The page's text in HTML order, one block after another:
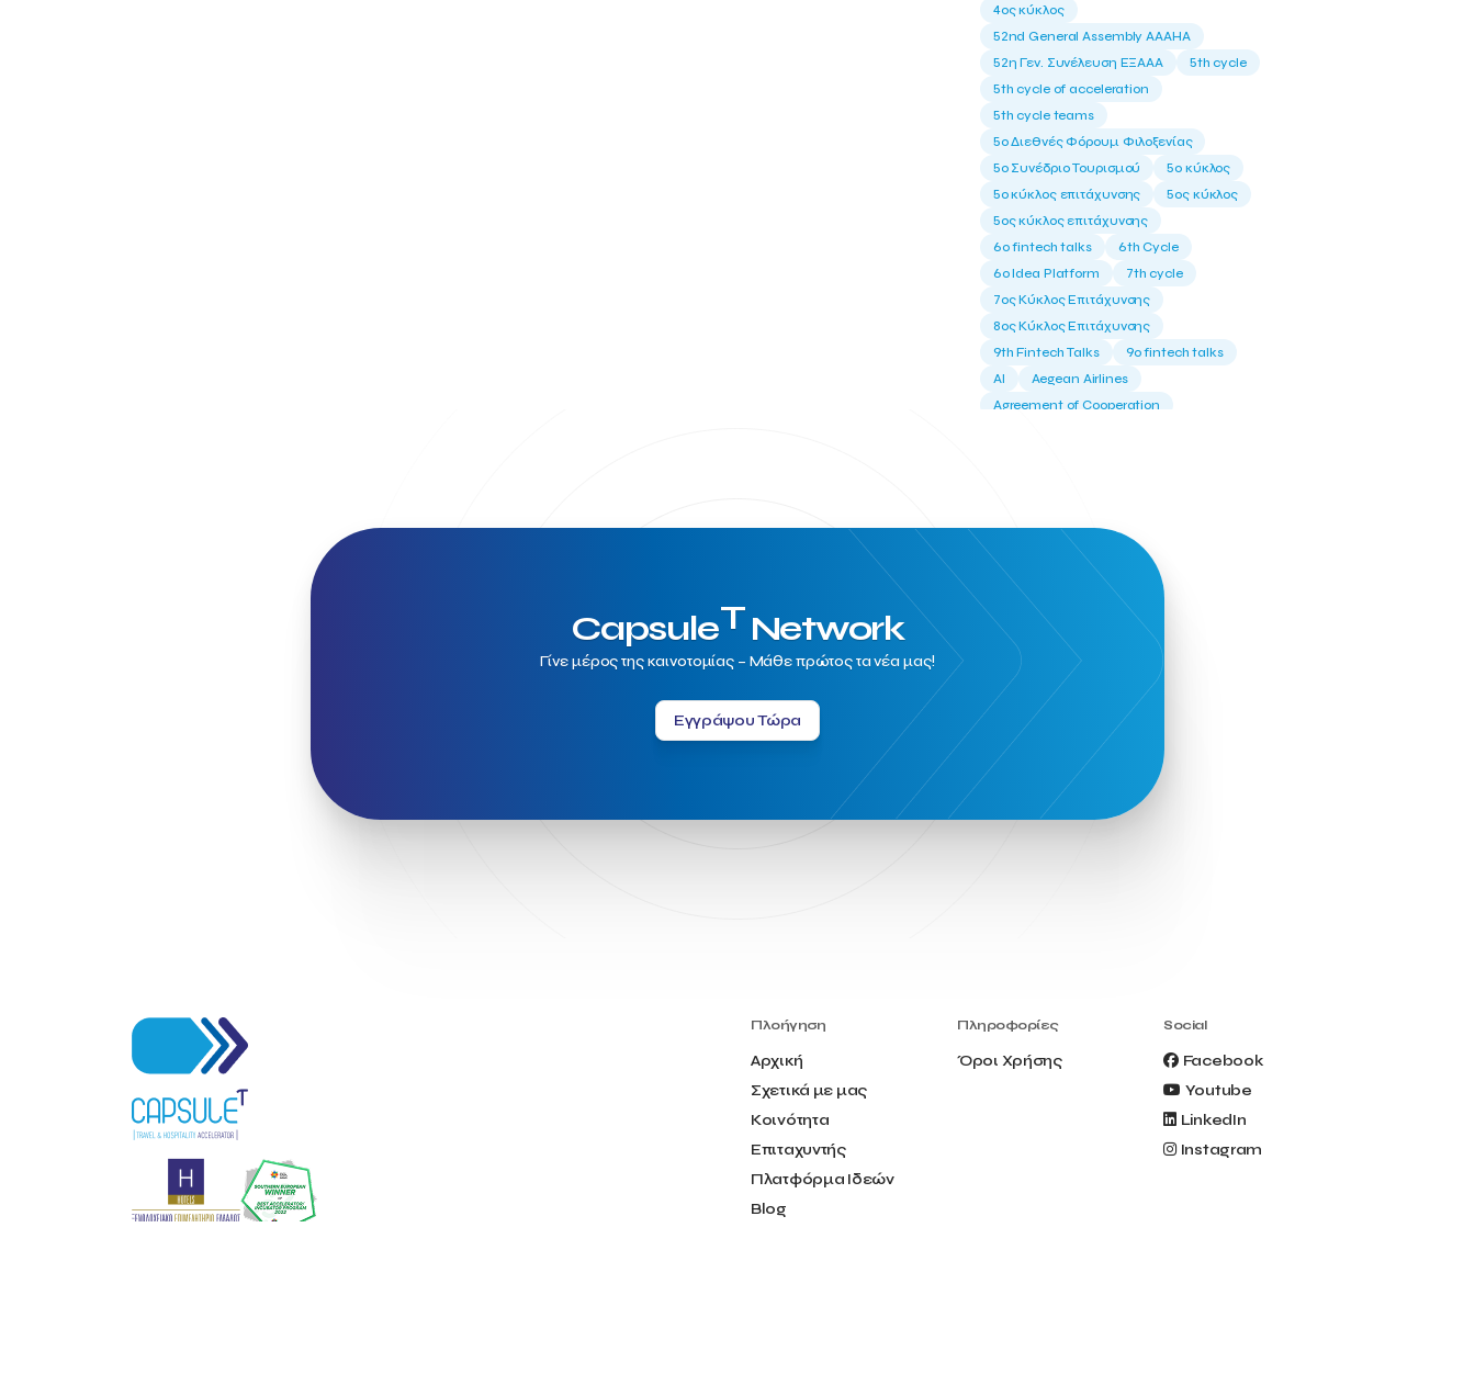
4ος κύκλος
52nd General Assembly AAAHA
52η Γεν. Συνέλευση ΕΞΑΑΑ
5th cycle
5th cycle of acceleration
5th cycle teams
5ο Διεθνές Φόρουμ Φιλοξενίας
5ο Συνέδριο Τουρισμού
5ο κύκλος
5ο κύκλος επιτάχυνσης
5ος κύκλος
5ος κύκλος επιτάχυνσης
6o fintech talks
6th Cycle
6ο Idea Platform
7th cycle
7ος Κύκλος Επιτάχυνσης
8ος Κύκλος Επιτάχυνσης
9th Fintech Talks
9ο fintech talks
AI
Aegean Airlines
Agreement of Cooperation
Amirandes Grecotel Boutique Resort
Angela Gerekou
Applications
Archimedes Center
Artificial Intelligence
Athens News Agency
Athens University of Economics &
Business
Best accelerator
Best incubator
Bizrupt
Booths 34-35
Borrn
Boutique Hotel
Cactus Royal Spa & Resort Hotel.
Campsaround
Canaves Oia Suites
Creta Maris
Creta Palm
Culture
Deliverback
CapsuleTNetwork
Γίνε μέρος της καινοτομίας – Μάθε πρώτος τα νέα μας!
Εγγράψου Τώρα
Πλοήγηση
Αρχική
Σχετικά με μας
Κοινότητα
Επιταχυντής
Πλατφόρμα Ιδεών
Blog
Πληροφορίες
Όροι Χρήσης
Social
Facebook
Youtube
LinkedIn
Instagram